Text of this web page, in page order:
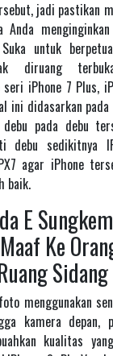
jadi pastikan
untuk
diruang
iPhone 7 Plus,
ini didasarkan
pada debu
debu sedikitnya
agar iPhone
baik.
E Sungkem
Ke
Sidang
menggunakan
kamera depan,
kualitas